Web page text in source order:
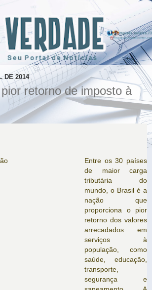
DE 2014
retorno de imposto à
Entre os 30 países
de maior carga
tributária do
mundo, o Brasil é a
nação que
proporciona o pior
retorno dos valores
arrecadados em
serviços à
população, como
saúde, educação,
transporte,
segurança e